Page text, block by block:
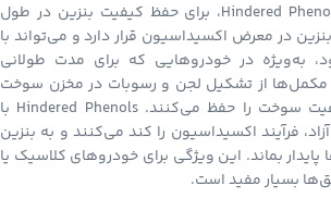
تثبیت‌کننده‌ها، مانند Hindered Phenols، برای حفظ کیفیت بنزین در طول
در معرض اکسیداسیون قرار دارد و می‌تواند با
به‌ویژه در خودروهایی که برای مدت طولانی
مکمل‌ها از تشکیل لجن و رسوبات در مخزن سوخت
جلوگیری می‌کنند و کیفیت سوخت را حفظ می‌کنند. Hindered Phenols با
فرآیند اکسیداسیون را کند می‌کنند و به بنزین
پایدار بماند. این ویژگی برای خودروهای کلاسیک یا
بسیار مفید است.